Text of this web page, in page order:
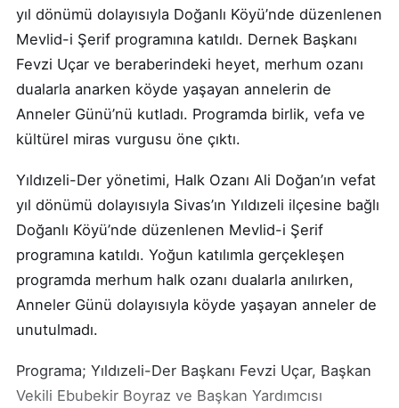
yıl dönümü dolayısıyla Doğanlı Köyü’nde düzenlenen
Mevlid-i Şerif programına katıldı. Dernek Başkanı
Fevzi Uçar ve beraberindeki heyet, merhum ozanı
dualarla anarken köyde yaşayan annelerin de
Anneler Günü’nü kutladı. Programda birlik, vefa ve
kültürel miras vurgusu öne çıktı.
Yıldızeli-Der yönetimi, Halk Ozanı Ali Doğan’ın vefat
yıl dönümü dolayısıyla Sivas’ın Yıldızeli ilçesine bağlı
Doğanlı Köyü’nde düzenlenen Mevlid-i Şerif
programına katıldı. Yoğun katılımla gerçekleşen
programda merhum halk ozanı dualarla anılırken,
Anneler Günü dolayısıyla köyde yaşayan anneler de
unutulmadı.
Programa; Yıldızeli-Der Başkanı Fevzi Uçar, Başkan
Vekili Ebubekir Boyraz ve Başkan Yardımcısı